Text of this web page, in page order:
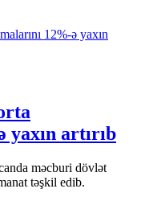
yaxın artırıb
məcburi dövlət
təşkil edib.